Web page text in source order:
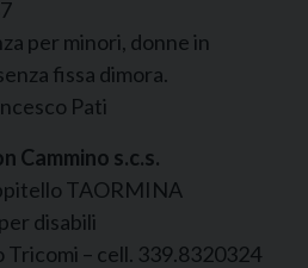
per minori, donne in
fissa dimora.
Pati
Cammino s.c.s.
TAORMINA
disabili
Tricomi – cell. 339.8320324